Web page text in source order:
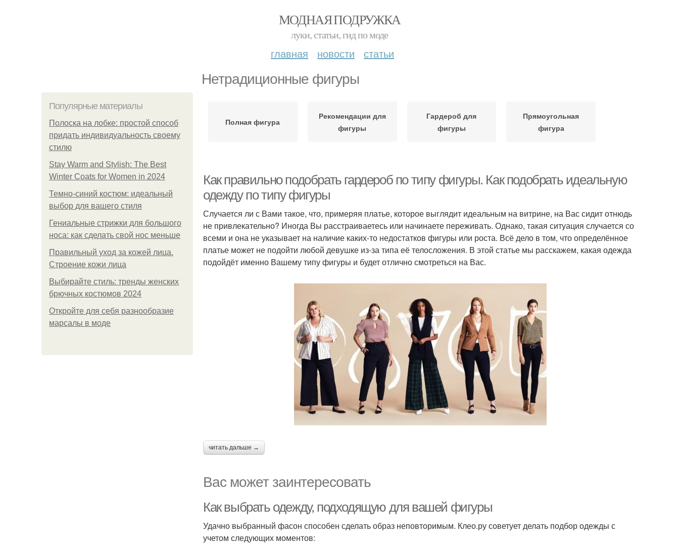
МОДНАЯ ПОДРУЖКА
луки, статьи, гид по моде
главная новости статьи
Нетрадиционные фигуры
Популярные материалы
Полоска на лобке: простой способ
придать индивидуальность своему
стилю
Stay Warm and Stylish: The Best
Winter Coats for Women in 2024
Темно-синий костюм: идеальный
выбор для вашего стиля
Гениальные стрижки для большого
носа: как сделать свой нос меньше
Правильный уход за кожей лица.
Строение кожи лица
Выбирайте стиль: тренды женских
брючных костюмов 2024
Откройте для себя разнообразие
марсалы в моде
Полная фигура
Рекомендации для
фигуры
Гардероб для
фигуры
Прямоугольная
фигура
Как правильно подобрать гардероб по типу фигуры. Как подобрать идеальную
одежду по типу фигуры
Случается ли с Вами такое, что, примеряя платье, которое выглядит идеальным на витрине, на Вас сидит отнюдь
не привлекательно? Иногда Вы расстраиваетесь или начинаете переживать. Однако, такая ситуация случается со
всеми и она не указывает на наличие каких-то недостатков фигуры или роста. Всё дело в том, что определённое
платье может не подойти любой девушке из-за типа её телосложения. В этой статье мы расскажем, какая одежда
подойдёт именно Вашему типу фигуры и будет отлично смотреться на Вас.
читать дальше →
Вас может заинтересовать
Как выбрать одежду, подходящую для вашей фигуры
Удачно выбранный фасон способен сделать образ неповторимым. Клео.ру советует делать подбор одежды с
учетом следующих моментов: